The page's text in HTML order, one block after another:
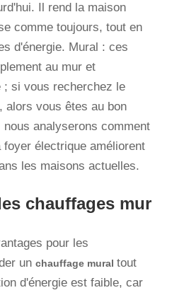
Il rend la maison
comme toujours, tout en
d'énergie. Mural : ces
au mur et
; si vous recherchez le
alors vous êtes au bon
analyserons comment
électrique améliorent
les maisons actuelles.
chauffages mur
pour les
un chauffage mural tout
d'énergie est faible, car